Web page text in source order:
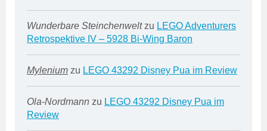
Wunderbare Steinchenweltzu LEGO Adventurers
Retrospektive IV – 5928 Bi-Wing Baron
Mylenium zu LEGO 43292 Disney Pua im Review
Ola-Nordmann zu LEGO 43292 Disney Pua im
Review